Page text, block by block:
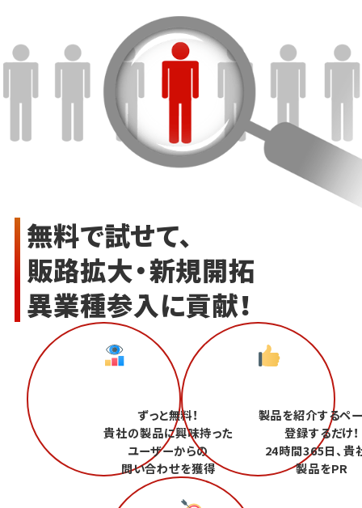
無料で試せて、
販路拡大・新規開拓
異業種参入に貢献！
ずっと無料！
貴社の製品に興味持った
ユーザーからの
問い合わせを獲得
製品を紹介するペ
登録するだけ！
24時間365日、貴
製品をPR